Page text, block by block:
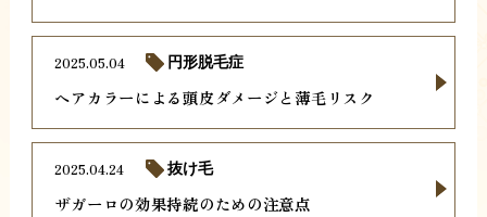
ヘアカラーによる頭皮ダメージと薄毛リスク
2025.05.04 円形脱毛症
ザガーロの効果持続のための注意点
2025.04.24 抜け毛